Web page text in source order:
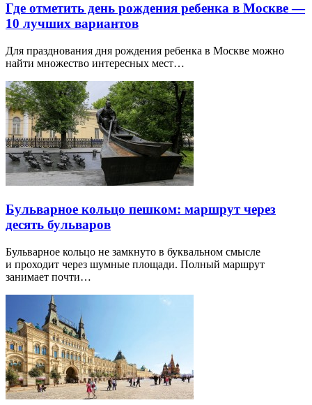
Где отметить день рождения ребенка в Москве —
10 лучших вариантов
Для празднования дня рождения ребенка в Москве можно
найти множество интересных мест…
Бульварное кольцо пешком: маршрут через
десять бульваров
Бульварное кольцо не замкнуто в буквальном смысле
и проходит через шумные площади. Полный маршрут
занимает почти…